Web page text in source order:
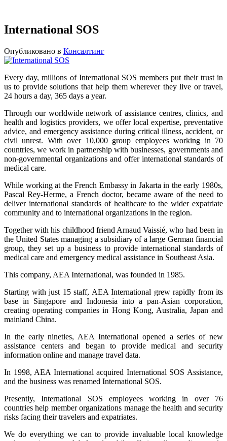
International SOS
Опубликовано в Консалтинг
Every day, millions of International SOS members put their trust in
us to provide solutions that help them wherever they live or travel,
24 hours a day, 365 days a year.
Through our worldwide network of assistance centres, clinics, and
health and logistics providers, we offer local expertise, preventative
advice, and emergency assistance during critical illness, accident, or
civil unrest. With over 10,000 group employees working in 70
countries, we work in partnership with businesses, governments and
non-governmental organizations and offer international standards of
medical care.
While working at the French Embassy in Jakarta in the early 1980s,
Pascal Rey-Herme, a French doctor, became aware of the need to
deliver international standards of healthcare to the wider expatriate
community and to international organizations in the region.
Together with his childhood friend Arnaud Vaissié, who had been in
the United States managing a subsidiary of a large German financial
group, they set up a business to provide international standards of
medical care and emergency medical assistance in Southeast Asia.
This company, AEA International, was founded in 1985.
Starting with just 15 staff, AEA International grew rapidly from its
base in Singapore and Indonesia into a pan-Asian corporation,
creating operating companies in Hong Kong, Australia, Japan and
mainland China.
In the early nineties, AEA International opened a series of new
assistance centers and began to provide medical and security
information online and manage travel data.
In 1998, AEA International acquired International SOS Assistance,
and the business was renamed International SOS.
Presently, International SOS employees working in over 76
countries help member organizations manage the health and security
risks facing their travelers and expatriates.
We do everything we can to provide invaluable local knowledge